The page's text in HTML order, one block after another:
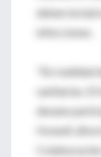
deben
infecciones.
"En
sanitarias.
deseen
Howell,